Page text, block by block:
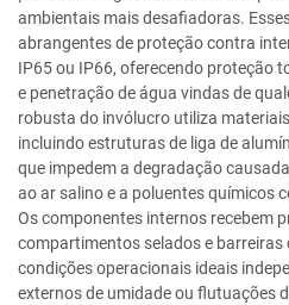
ambientais mais desafiadoras.
abrangentes de proteção contra
IP65 ou IP66, oferecendo proteção
e penetração de água vindas de
robusta do invólucro utiliza
incluindo estruturas de liga de
que impedem a degradação
ao ar salino e a poluentes químicos
Os componentes internos recebem
compartimentos selados e
condições operacionais ideais
externos de umidade ou flutuações